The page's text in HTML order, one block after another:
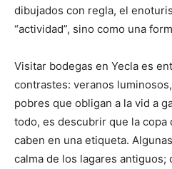
dibujados con regla, el
“actividad”, sino como una
Visitar bodegas en Yecla es
contrastes: veranos
pobres que obligan a la vid a
todo, es descubrir que la copa
caben en una etiqueta.
calma de los lagares antiguos;